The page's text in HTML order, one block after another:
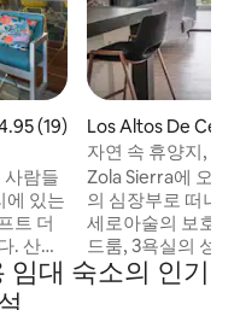
4.95점(5점 만점), 후기 19
(19)
사람들
트 더
. 산에
는 전
자연
Los Altos De
ama의 집
Zola Sierra에 오신
의 심장부로 떠나는 프
세로아술의 보호
드룸, 3욕실의 성
함에 발을 들여놓
가, 영혼을 회복하
대 숙소의 인기